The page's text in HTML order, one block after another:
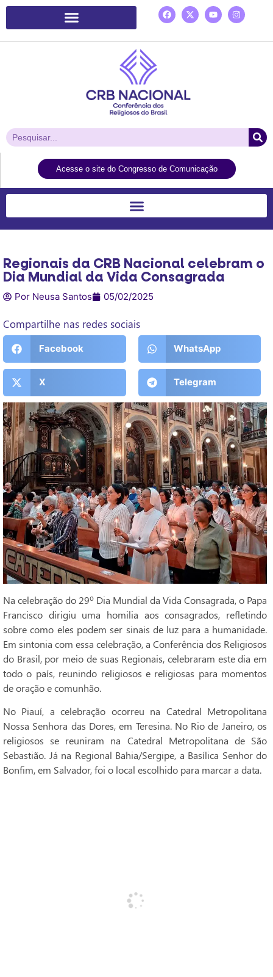
Acesse o site do Congresso de Comunicação
Regionais da CRB Nacional celebram o
Dia Mundial da Vida Consagrada
Por Neusa Santos 05/02/2025
Compartilhe nas redes sociais
Facebook WhatsApp
X Telegram
Na celebração do 29º Dia Mundial da Vida Consagrada, o Papa
Francisco dirigiu uma homilia aos consagrados, refletindo
sobre como eles podem ser sinais de luz para a humanidade.
Em sintonia com essa celebração, a Conferência dos Religiosos
do Brasil, por meio de suas Regionais, celebraram este dia em
todo o país, reunindo religiosos e religiosas para momentos
de oração e comunhão.
No Piauí, a celebração ocorreu na Catedral Metropolitana
Nossa Senhora das Dores, em Teresina. No Rio de Janeiro, os
religiosos se reuniram na Catedral Metropolitana de São
Sebastião. Já na Regional Bahia/Sergipe, a Basílica Senhor do
Bonfim, em Salvador, foi o local escolhido para marcar a data.